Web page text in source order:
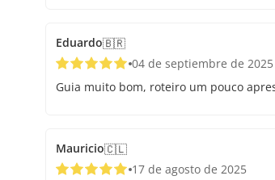
Eduardo🇧🇷
04 de septiembre de 2025
Guia muito bom, roteiro um pouco
Mauricio🇨🇱
17 de agosto de 2025